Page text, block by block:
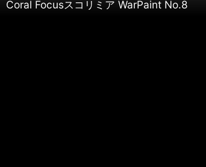
Coral Focusスコリミア WarPaint No.8